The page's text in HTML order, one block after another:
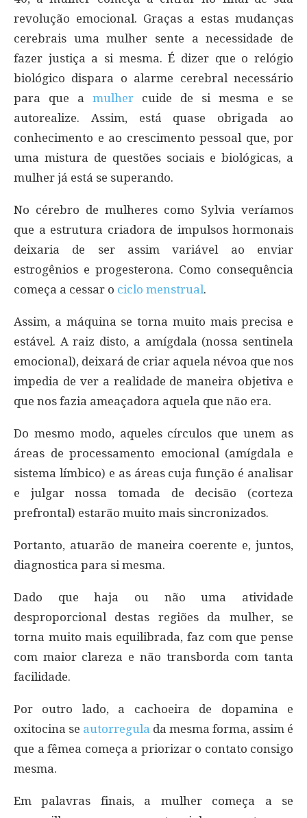
revolução emocional. Graças a estas mudanças
cerebrais uma mulher sente a necessidade de
fazer justiça a si mesma. É dizer que o relógio
biológico dispara o alarme cerebral necessário
para que a mulher cuide de si mesma e se
autorealize. Assim, está quase obrigada ao
conhecimento e ao crescimento pessoal que, por
uma mistura de questões sociais e biológicas, a
mulher já está se superando.
No cérebro de mulheres como Sylvia veríamos
que a estrutura criadora de impulsos hormonais
deixaria de ser assim variável ao enviar
estrogênios e progesterona. Como consequência
começa a cessar o ciclo menstrual.
Assim, a máquina se torna muito mais precisa e
estável. A raiz disto, a amígdala (nossa sentinela
emocional), deixará de criar aquela névoa que nos
impedia de ver a realidade de maneira objetiva e
que nos fazia ameaçadora aquela que não era.
Do mesmo modo, aqueles círculos que unem as
áreas de processamento emocional (amígdala e
sistema límbico) e as áreas cuja função é analisar
e julgar nossa tomada de decisão (corteza
prefrontal) estarão muito mais sincronizados.
Portanto, atuarão de maneira coerente e, juntos,
diagnostica para si mesma.
Dado que haja ou não uma atividade
desproporcional destas regiões da mulher, se
torna muito mais equilibrada, faz com que pense
com maior clareza e não transborda com tanta
facilidade.
Por outro lado, a cachoeira de dopamina e
oxitocina se autorregula da mesma forma, assim é
que a fêmea começa a priorizar o contato consigo
mesma.
Em palavras finais, a mulher começa a se